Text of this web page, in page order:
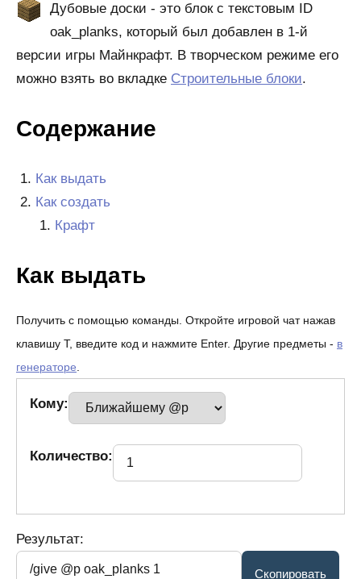
Дубовые доски - это блок с текстовым ID
oak_planks, который был добавлен в 1-й
версии игры Майнкрафт. В творческом режиме его
можно взять во вкладке Строительные блоки.
Содержание
Как выдать
Как создать
Крафт
Как выдать
Получить с помощью команды. Откройте игровой чат нажав
клавишу T, введите код и нажмите Enter. Другие предметы - в
генераторе.
Кому:
Количество:
Результат: